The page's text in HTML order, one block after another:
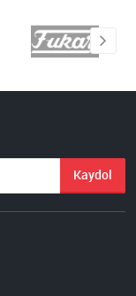
Kaydol